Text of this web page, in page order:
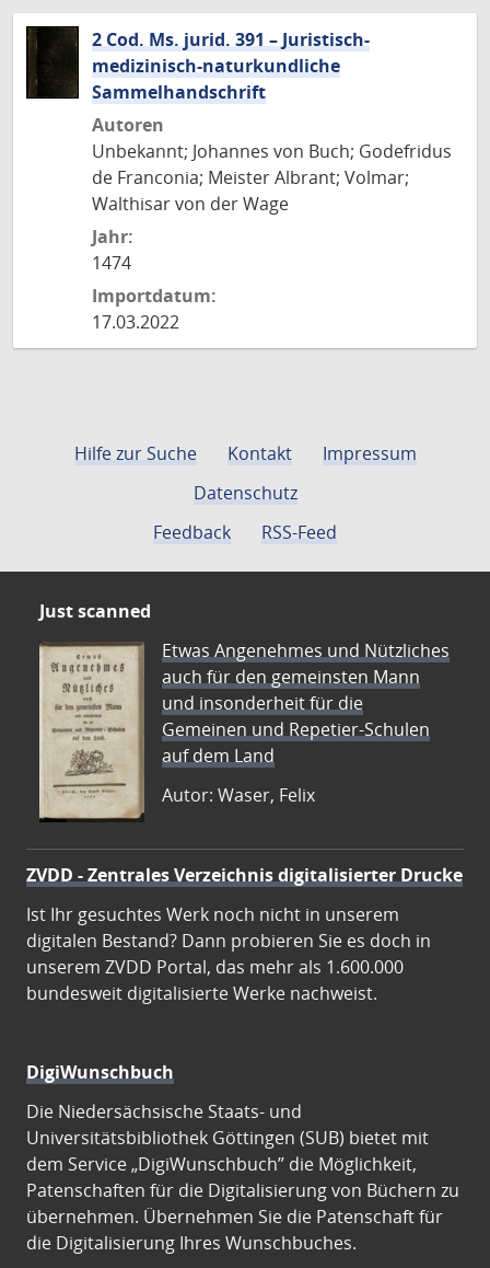
2 Cod. Ms. jurid. 391 – Juristisch-
medizinisch-naturkundliche
Sammelhandschrift
Autoren
Unbekannt; Johannes von Buch; Godefridus
de Franconia; Meister Albrant; Volmar;
Walthisar von der Wage
Jahr:
1474
Importdatum:
17.03.2022
Hilfe zur Suche Kontakt
Impressum
Datenschutz
Feedback
RSS-Feed
Just scanned
Etwas Angenehmes und Nützliches
auch für den gemeinsten Mann
und insonderheit für die
Gemeinen und Repetier-Schulen
auf dem Land
Autor: Waser, Felix
ZVDD - Zentrales Verzeichnis digitalisierter Drucke
Ist Ihr gesuchtes Werk noch nicht in unserem
digitalen Bestand? Dann probieren Sie es doch in
unserem ZVDD Portal, das mehr als 1.600.000
bundesweit digitalisierte Werke nachweist.
DigiWunschbuch
Die Niedersächsische Staats- und
Universitätsbibliothek Göttingen (SUB) bietet mit
dem Service „DigiWunschbuch” die Möglichkeit,
Patenschaften für die Digitalisierung von Büchern zu
übernehmen. Übernehmen Sie die Patenschaft für
die Digitalisierung Ihres Wunschbuches.